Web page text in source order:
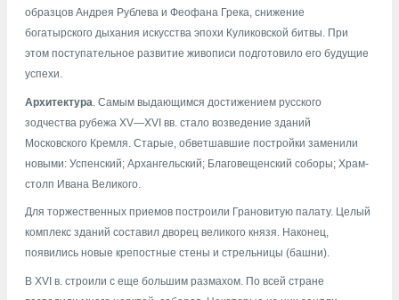
образцов Андрея Рублева и Феофана Грека, снижение
богатырского дыхания искусства эпохи Куликовской битвы. При
этом поступательное развитие живописи подготовило его будущие
успехи.
Архитектура. Самым выдающимся достижением русского
зодчества рубежа XV—XVI вв. стало возведение зданий
Московского Кремля. Старые, обветшавшие постройки заменили
новыми: Успенский; Архангельский; Благовещенский соборы; Храм-
столп Ивана Великого.
Для торжественных приемов построили Грановитую палату. Целый
комплекс зданий составил дворец великого князя. Наконец,
появились новые крепостные стены и стрельницы (башни).
В XVI в. строили с еще большим размахом. По всей стране